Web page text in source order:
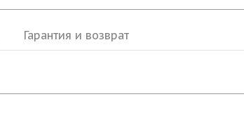
Гарантия и возврат